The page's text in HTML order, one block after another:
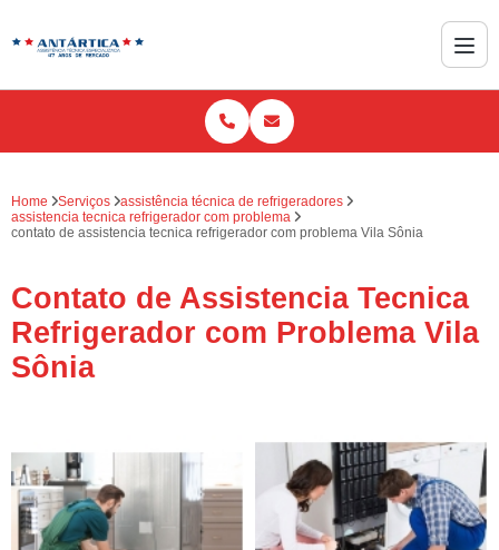
Home Serviços
assistência técnica de refrigeradores
assistencia tecnica refrigerador com problema
contato de assistencia tecnica refrigerador com problema Vila Sônia
Contato de Assistencia Tecnica
Refrigerador com Problema Vila
Sônia